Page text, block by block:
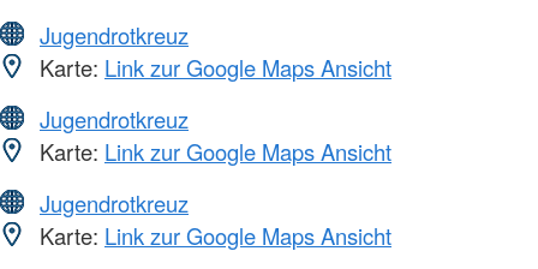
Jugendrotkreuz
Karte: Link zur Google Maps Ansicht
Jugendrotkreuz
Karte: Link zur Google Maps Ansicht
Jugendrotkreuz
Karte: Link zur Google Maps Ansicht